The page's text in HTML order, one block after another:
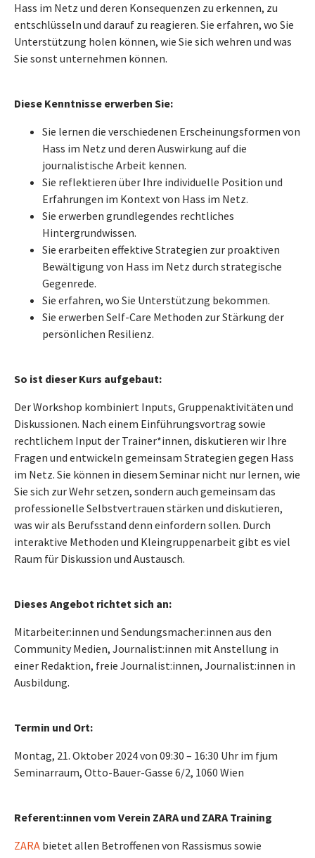
Hass im Netz und deren Konsequenzen zu erkennen, zu
entschlüsseln und darauf zu reagieren. Sie erfahren, wo Sie
Unterstützung holen können, wie Sie sich wehren und was
Sie sonst unternehmen können.
Diese Kenntnisse erwerben Sie:
Sie lernen die verschiedenen Erscheinungsformen von
Hass im Netz und deren Auswirkung auf die
journalistische Arbeit kennen.
Sie reflektieren über Ihre individuelle Position und
Erfahrungen im Kontext von Hass im Netz.
Sie erwerben grundlegendes rechtliches
Hintergrundwissen.
Sie erarbeiten effektive Strategien zur proaktiven
Bewältigung von Hass im Netz durch strategische
Gegenrede.
Sie erfahren, wo Sie Unterstützung bekommen.
Sie erwerben Self-Care Methoden zur Stärkung der
persönlichen Resilienz.
So ist dieser Kurs aufgebaut:
Der Workshop kombiniert Inputs, Gruppenaktivitäten und
Diskussionen. Nach einem Einführungsvortrag sowie
rechtlichem Input der Trainer*innen, diskutieren wir Ihre
Fragen und entwickeln gemeinsam Strategien gegen Hass
im Netz. Sie können in diesem Seminar nicht nur lernen, wie
Sie sich zur Wehr setzen, sondern auch gemeinsam das
professionelle Selbstvertrauen stärken und diskutieren,
was wir als Berufsstand denn einfordern sollen. Durch
interaktive Methoden und Kleingruppenarbeit gibt es viel
Raum für Diskussion und Austausch.
Dieses Angebot richtet sich an:
Mitarbeiter:innen und Sendungsmacher:innen aus den
Community Medien, Journalist:innen mit Anstellung in
einer Redaktion, freie Journalist:innen, Journalist:innen in
Ausbildung.
Termin und Ort:
Montag, 21. Oktober 2024 von 09:30 – 16:30 Uhr im fjum
Seminarraum, Otto-Bauer-Gasse 6/2, 1060 Wien
Referent:innen vom Verein ZARA und ZARA Training
ZARA bietet allen Betroffenen von Rassismus sowie